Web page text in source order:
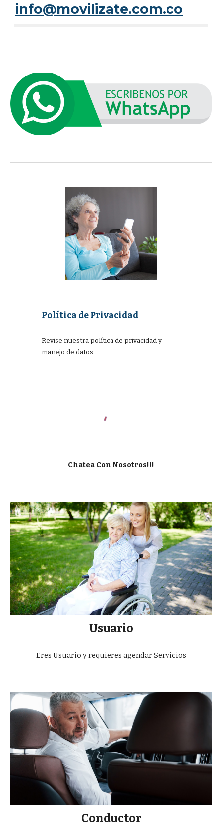
info@movilizate.com.co
Política de Privacidad
Revise nuestra política de privacidad y
manejo de datos.
Chatea Con Nosotros!!!
Usuario
Eres Usuario y requieres agendar Servicios
Conductor